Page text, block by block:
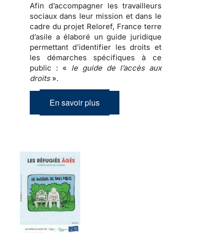
Afin d’accompagner les travailleurs
sociaux dans leur mission et dans le
cadre du projet Reloref, France terre
d’asile a élaboré un guide juridique
permettant d’identifier les droits et
les démarches spécifiques à ce
public : « le guide de l’accès aux
droits».
En savoir plus